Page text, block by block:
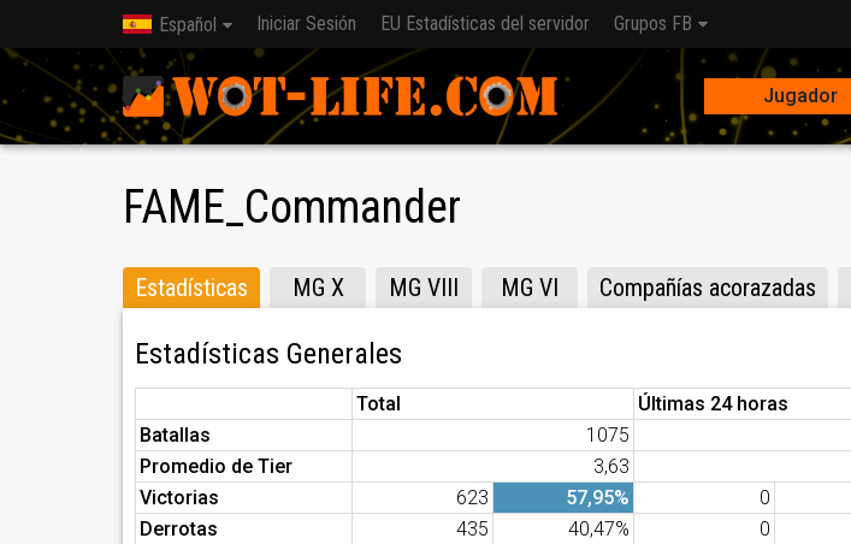
Español Iniciar Sesión EU Estadísticas del servidor Grupos FB
Jugador
FAME_Commander
Estadísticas MG X MG VIII MG VI Compañías acorazadas
Estadísticas Generales
Total Últimas 24 horas
Batallas
1075
Promedio de Tier
3,63
Victorias
623 57,95% 0
Derrotas
435 40,47% 0